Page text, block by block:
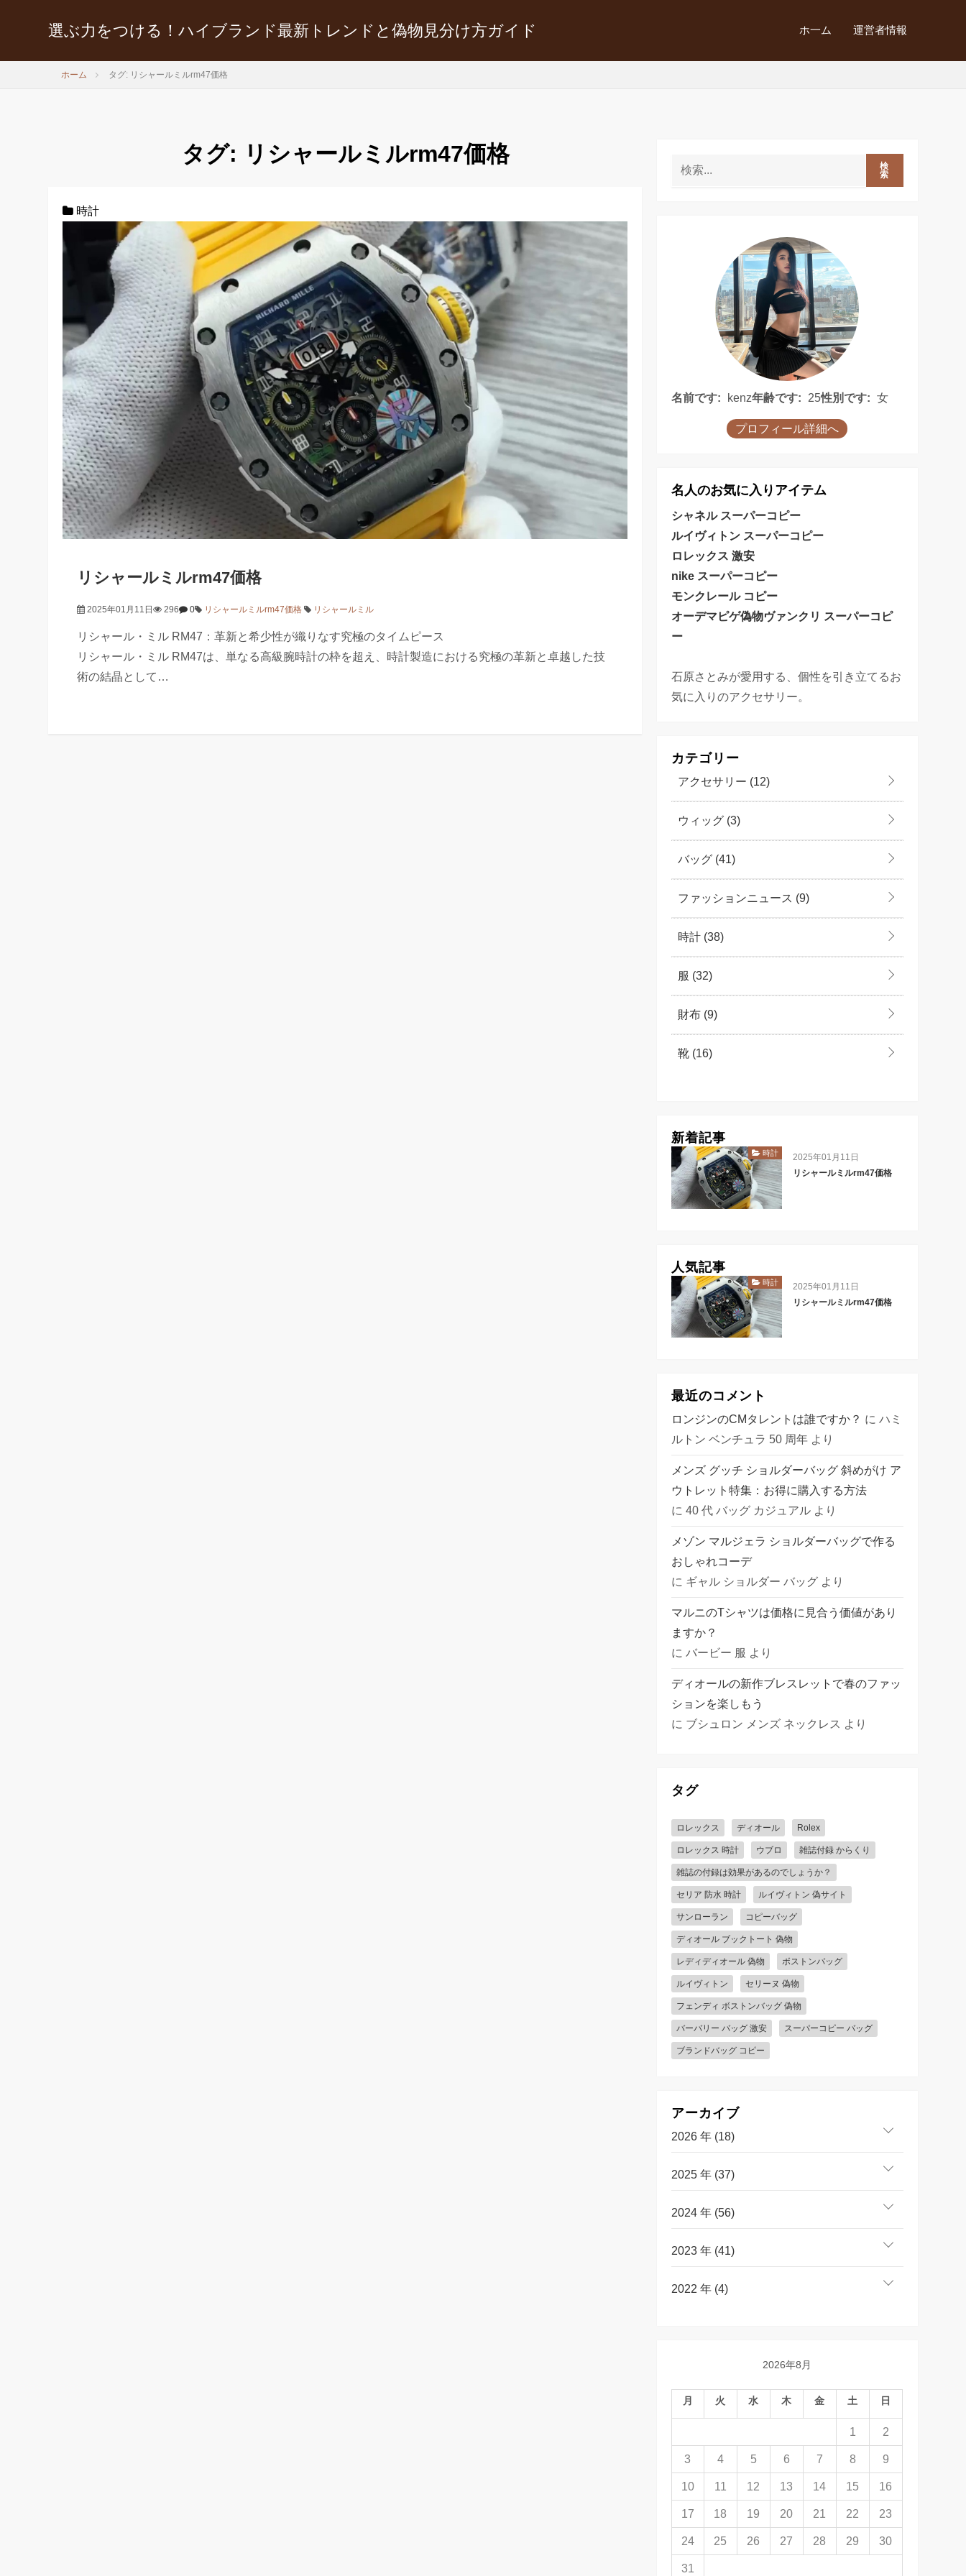
選ぶ力をつける！ハイブランド最新トレンドと偽物見分け方ガイド ホ一ム 運営者情報
ホーム タグ: リシャールミルrm47価格
タグ: リシャールミルrm47価格
時計
リシャールミルrm47価格
2025年01月11日 296 0 リシャールミルrm47価格 リシャールミル
リシャール・ミル RM47：革新と希少性が織りなす究極のタイムピース
リシャール・ミル RM47は、単なる高級腕時計の枠を超え、時計製造における究極の革新と卓越した技
術の結晶として…
検
索
名前です: kenz年齢です: 25性別です: 女
プロフィール詳細へ
名人のお気に入りアイテム
シャネル スーパーコピー
ルイヴィトン スーパーコピー
ロレックス 激安
nike スーパーコピー
モンクレール コピー
オーデマピゲ偽物ヴァンクリ スーパーコピ
ー
石原さとみが愛用する、個性を引き立てるお
気に入りのアクセサリー。
カテゴリー
アクセサリー (12)
ウィッグ (3)
バッグ (41)
ファッションニュース (9)
時計 (38)
服 (32)
財布 (9)
靴 (16)
新着記事
時計
2025年01月11日
リシャールミルrm47価格
人気記事
時計
2025年01月11日
リシャールミルrm47価格
最近のコメント
ロンジンのCMタレントは誰ですか？ に ハミ
ルトン ベンチュラ 50 周年より
メンズ グッチ ショルダーバッグ 斜めがけ ア
ウトレット特集：お得に購入する方法
に 40 代 バッグ カジュアルより
メゾン マルジェラ ショルダーバッグで作る
おしゃれコーデ
に ギャル ショルダー バッグより
マルニのTシャツは価格に見合う価値があり
ますか？
に バービー 服 より
ディオールの新作ブレスレットで春のファッ
ションを楽しもう
に ブシュロン メンズ ネックレス より
タグ
ロレックス ディオール Rolex
ロレックス 時計 ウブロ 雑誌付録 からくり
雑誌の付録は効果があるのでしょうか？
セリア 防水 時計 ルイヴィトン 偽サイト
サンローラン コピーバッグ
ディオール ブックトート 偽物
レディディオール 偽物 ボストンバッグ
ルイヴィトン セリーヌ 偽物
フェンディ ボストンバッグ 偽物
バーバリー バッグ 激安 スーパーコピー バッグ
ブランドバッグ コピー
アーカイブ
2026 年 (18)
2025 年 (37)
2024 年 (56)
2023 年 (41)
2022 年 (4)
2026年8月
月 火 水 木 金 土 日
1 2
3 4 5 6 7 8 9
10 11 12 13 14 15 16
17 18 19 20 21 22 23
24 25 26 27 28 29 30
31